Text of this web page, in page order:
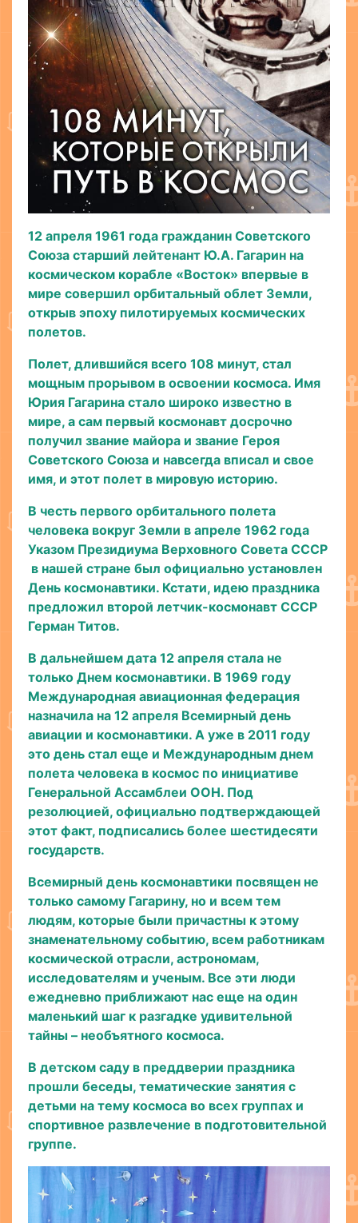
12 апреля 1961 года гражданин Советского
Союза старший лейтенант Ю.А. Гагарин на
космическом корабле «Восток» впервые в
мире совершил орбитальный облет Земли,
открыв эпоху пилотируемых космических
полетов.
Полет, длившийся всего 108 минут, стал
мощным прорывом в освоении космоса. Имя
Юрия Гагарина стало широко известно в
мире, а сам первый космонавт досрочно
получил звание майора и звание Героя
Советского Союза и навсегда вписал и свое
имя, и этот полет в мировую историю.
В честь первого орбитального полета
человека вокруг Земли в апреле 1962 года
Указом Президиума Верховного Совета СССР
в нашей стране был официально установлен
День космонавтики. Кстати, идею праздника
предложил второй летчик-космонавт СССР
Герман Титов.
В дальнейшем дата 12 апреля стала не
только Днем космонавтики. В 1969 году
Международная авиационная федерация
назначила на 12 апреля Всемирный день
авиации и космонавтики. А уже в 2011 году
это день стал еще и Международным днем
полета человека в космос по инициативе
Генеральной Ассамблеи ООН. Под
резолюцией, официально подтверждающей
этот факт, подписались более шестидесяти
государств.
Всемирный день космонавтики посвящен не
только самому Гагарину, но и всем тем
людям, которые были причастны к этому
знаменательному событию, всем работникам
космической отрасли, астрономам,
исследователям и ученым. Все эти люди
ежедневно приближают нас еще на один
маленький шаг к разгадке удивительной
тайны – необъятного космоса.
В детском саду в преддверии праздника
прошли беседы, тематические занятия с
детьми на тему космоса во всех группах и
спортивное развлечение в подготовительной
группе.